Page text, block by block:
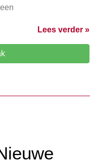
Lees verder »